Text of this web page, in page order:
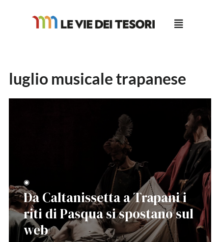
luglio musicale trapanese
◉
Da Caltanissetta a Trapani i
riti di Pasqua si spostano sul
web